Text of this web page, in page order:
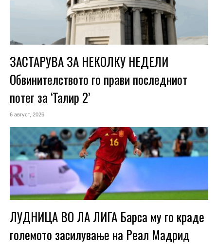
ЗАСТАРУВА ЗА НЕКОЛКУ НЕДЕЛИ
Обвинителството го прави последниот
потег за ‘Талир 2’
6 август, 2026
ЛУДНИЦА ВО ЛА ЛИГА Барса му го краде
големото засилување на Реал Мадрид